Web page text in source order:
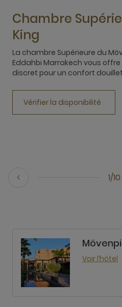
1/10
Chambre
King
La chambre Supérieure du
Eddahbi Marrakech vous
discret pour un confort
Vérifier la disponibilité
Voir l’hôtel